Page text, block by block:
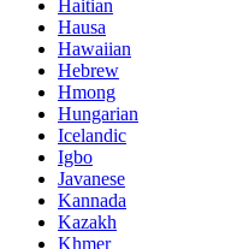
Haitian
Hausa
Hawaiian
Hebrew
Hmong
Hungarian
Icelandic
Igbo
Javanese
Kannada
Kazakh
Khmer